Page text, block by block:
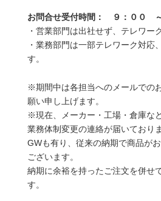
お問合せ受付時間： ９：００
・営業部門は出社せず、テレワー
・業務部門は一部テレワーク対応
す。
※期間中は各担当へのメールでの
願い申し上げます。
※現在、メーカー・工場・倉庫な
業務体制変更の連絡が届いておりま
GWも有り、従来の納期で商品が
ございます。
納期に余裕を持ったご注文を併せ
す。